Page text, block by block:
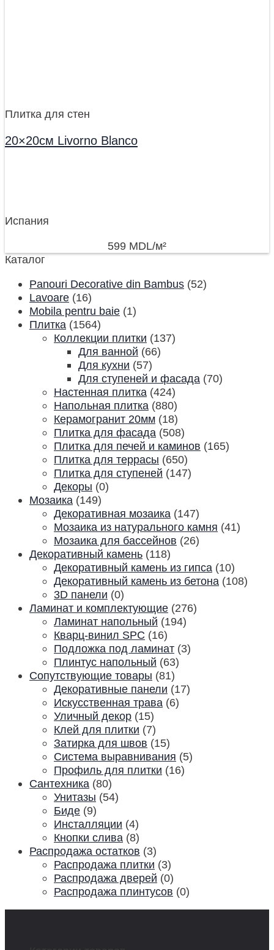
Плитка для стен
20×20см Livorno Blanco
Испания
599 MDL/м²
Каталог
Panouri Decorative din Bambus (52)
Lavoare (16)
Mobila pentru baie (1)
Плитка (1564)
Коллекции плитки (137)
Для ванной (66)
Для кухни (57)
Для ступеней и фасада (70)
Настенная плитка (424)
Напольная плитка (880)
Керамогранит 20мм (18)
Плитка для фасада (508)
Плитка для печей и каминов (165)
Плитка для террасы (650)
Плитка для ступеней (147)
Декоры (0)
Мозаика (149)
Декоративная мозаика (147)
Мозаика из натурального камня (41)
Мозаика для бассейнов (26)
Декоративный камень (118)
Декоративный камень из гипса (10)
Декоративный камень из бетона (108)
3D панели (0)
Ламинат и комплектующие (276)
Ламинат напольный (194)
Кварц-винил SPC (16)
Подложка под ламинат (3)
Плинтус напольный (63)
Сопутствующие товары (81)
Декоративные панели (17)
Искусственная трава (6)
Уличный декор (15)
Клей для плитки (7)
Затирка для швов (15)
Система выравнивания (5)
Профиль для плитки (16)
Сантехника (80)
Унитазы (54)
Биде (9)
Инсталляции (4)
Кнопки слива (8)
Распродажа остатков (3)
Распродажа плитки (3)
Распродажа дверей (0)
Распродажа плинтусов (0)